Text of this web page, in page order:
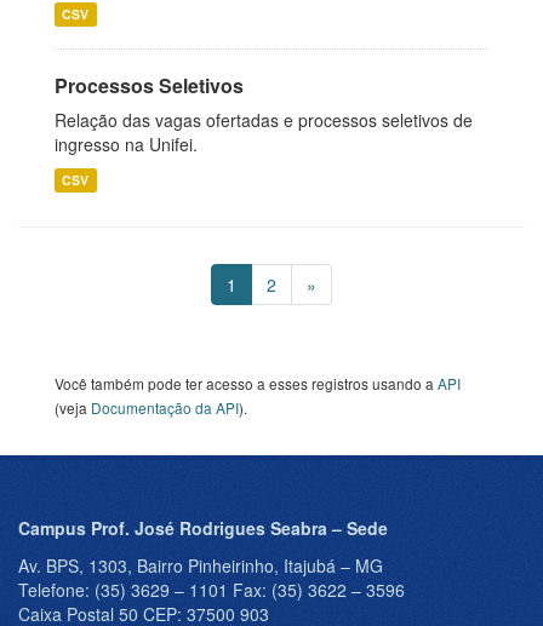
CSV
Processos Seletivos
Relação das vagas ofertadas e processos seletivos de
ingresso na Unifei.
CSV
1 2 »
Você também pode ter acesso a esses registros usando a API
(veja Documentação da API).
Campus Prof. José Rodrigues Seabra – Sede
Av. BPS, 1303, Bairro Pinheirinho, Itajubá – MG
Telefone: (35) 3629 – 1101 Fax: (35) 3622 – 3596
Caixa Postal 50 CEP: 37500 903